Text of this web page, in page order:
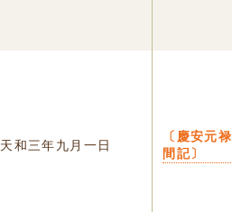
天和三年九月一日
〔慶安元禄
間記〕